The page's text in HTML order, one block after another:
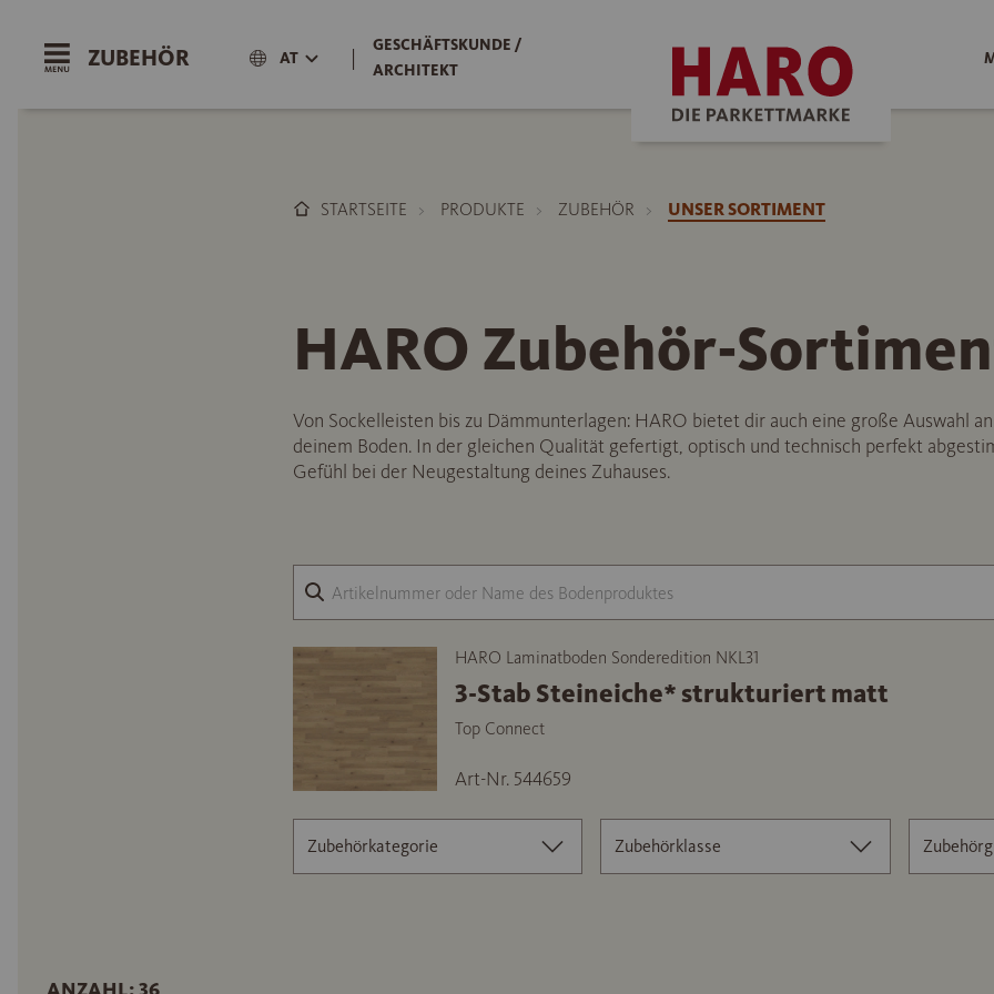
ZUBEHÖR AT |
GESCHÄFTSKUNDE /
ARCHITEKT
STARTSEITE PRODUKTE ZUBEHÖR UNSER SORTIMENT
HARO Zubehör-
Von Sockelleisten bis zu Dämmunterlagen: HARO bietet dir auch eine große Auswahl
deinem Boden. In der gleichen Qualität gefertigt, optisch und technisch perfekt
Gefühl bei der Neugestaltung deines Zuhauses.
HARO Laminatboden Sonderedition NKL31
3-Stab Steineiche* strukturiert matt
Top Connect
Art-Nr. 544659
Zubehörkategorie Zubehörklasse